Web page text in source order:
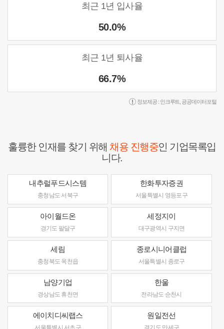
최근 1년 입사율
50.0%
최근 1년 퇴사율
66.7%
정보제공 : 인크루트 공공데이터포털
훌륭한 인재를 찾기 위해채용 진행중인 기업목록입
니다.
내추럴푸드시스템
충청남도 서북구
한화투자증권
서울특별시 영등포구
아이월드온
경기도 팔달구
세정지이
대구광역시 구지면
세림
충청북도 옥천읍
종로시니어클럽
서울특별시 종로구
남양기업
경상남도 휴천면
한울
전라남도 순천시
에이치디씨랩스
서울특별시 서초구
원일전선
경기도 만세구